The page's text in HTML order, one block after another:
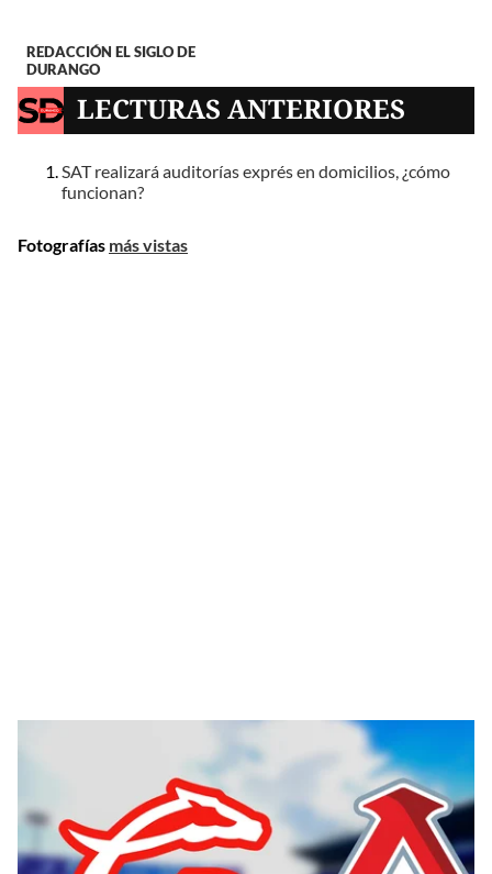
REDACCIÓN EL SIGLO DE
DURANGO
LECTURAS ANTERIORES
SAT realizará auditorías exprés en domicilios, ¿cómo
funcionan?
Fotografías más vistas